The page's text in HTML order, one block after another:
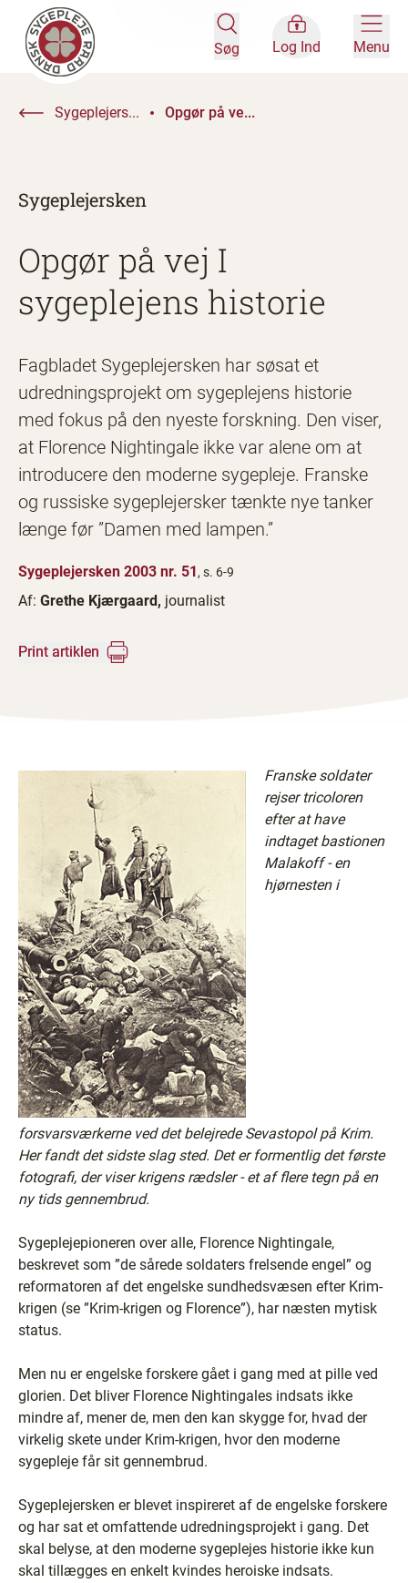
Søg Log Ind Menu
Sygeplejers... Opgør på ve...
Sygeplejersken
Opgør på vej I
sygeplejens historie
Fagbladet Sygeplejersken har søsat et
udredningsprojekt om sygeplejens historie
med fokus på den nyeste forskning. Den viser,
at Florence Nightingale ikke var alene om at
introducere den moderne sygepleje. Franske
og russiske sygeplejersker tænkte nye tanker
længe før ”Damen med lampen.”
Sygeplejersken 2003 nr. 51, s. 6-9
Af: Grethe Kjærgaard, journalist
Print artiklen
Franske soldater
rejser tricoloren
efter at have
indtaget bastionen
Malakoff - en
hjørnesten i
forsvarsværkerne ved det belejrede Sevastopol på Krim.
Her fandt det sidste slag sted. Det er formentlig det første
fotografi, der viser krigens rædsler - et af flere tegn på en
ny tids gennembrud.
Sygeplejepioneren over alle, Florence Nightingale,
beskrevet som ”de sårede soldaters frelsende engel” og
reformatoren af det engelske sundhedsvæsen efter Krim-
krigen (se ”Krim-krigen og Florence”), har næsten mytisk
status.
Men nu er engelske forskere gået i gang med at pille ved
glorien. Det bliver Florence Nightingales indsats ikke
mindre af, mener de, men den kan skygge for, hvad der
virkelig skete under Krim-krigen, hvor den moderne
sygepleje får sit gennembrud.
Sygeplejersken er blevet inspireret af de engelske forskere
og har sat et omfattende udredningsprojekt i gang. Det
skal belyse, at den moderne sygeplejes historie ikke kun
skal tillægges en enkelt kvindes heroiske indsats.